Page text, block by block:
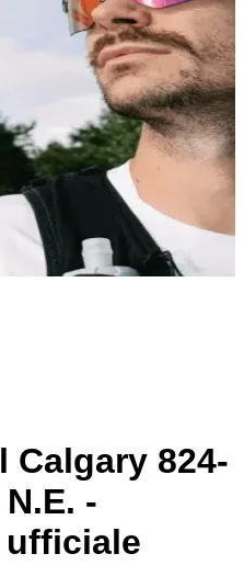
Calgary 824-
-
ufficiale